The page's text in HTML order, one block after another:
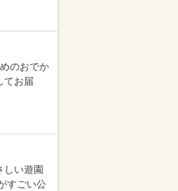
のおでか
てお届
しい遊園
すごい公